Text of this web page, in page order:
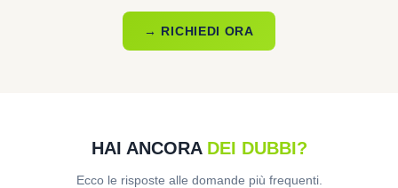
→ RICHIEDI ORA
HAI ANCORA DEI DUBBI?
Ecco le risposte alle domande più frequenti.